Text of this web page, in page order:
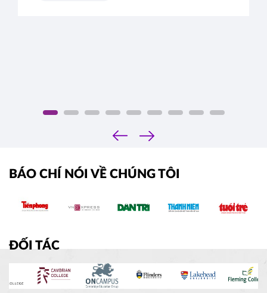
‹
›
BÁO CHÍ NÓI VỀ CHÚNG TÔI
ĐỐI TÁC